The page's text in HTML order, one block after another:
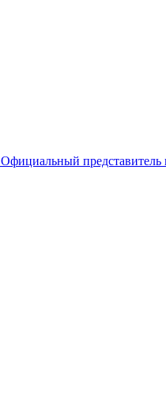
Официальный